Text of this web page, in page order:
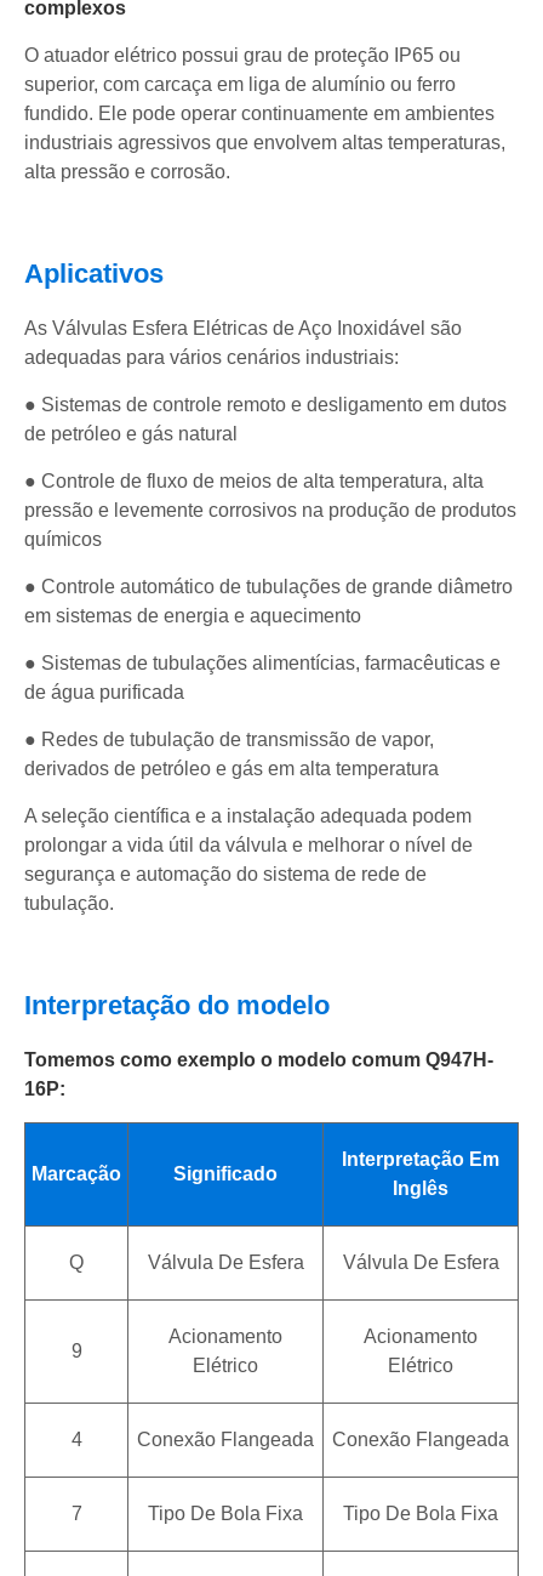
complexos
O atuador elétrico possui grau de proteção IP65 ou
superior, com carcaça em liga de alumínio ou ferro
fundido. Ele pode operar continuamente em ambientes
industriais agressivos que envolvem altas temperaturas,
alta pressão e corrosão.
Aplicativos
As Válvulas Esfera Elétricas de Aço Inoxidável são
adequadas para vários cenários industriais:
● Sistemas de controle remoto e desligamento em dutos
de petróleo e gás natural
● Controle de fluxo de meios de alta temperatura, alta
pressão e levemente corrosivos na produção de produtos
químicos
● Controle automático de tubulações de grande diâmetro
em sistemas de energia e aquecimento
● Sistemas de tubulações alimentícias, farmacêuticas e
de água purificada
● Redes de tubulação de transmissão de vapor,
derivados de petróleo e gás em alta temperatura
A seleção científica e a instalação adequada podem
prolongar a vida útil da válvula e melhorar o nível de
segurança e automação do sistema de rede de
tubulação.
Interpretação do modelo
Tomemos como exemplo o modelo comum Q947H-
16P:
Marcação Significado
Interpretação Em
Inglês
Q Válvula De Esfera Válvula De Esfera
9
Acionamento
Elétrico
Acionamento
Elétrico
4 Conexão Flangeada Conexão Flangeada
7 Tipo De Bola Fixa Tipo De Bola Fixa